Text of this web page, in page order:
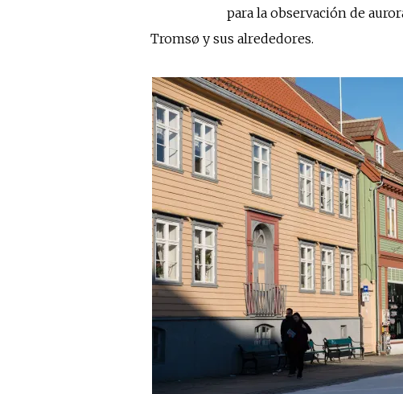
para la observación de
Tromsø y sus alrededores.